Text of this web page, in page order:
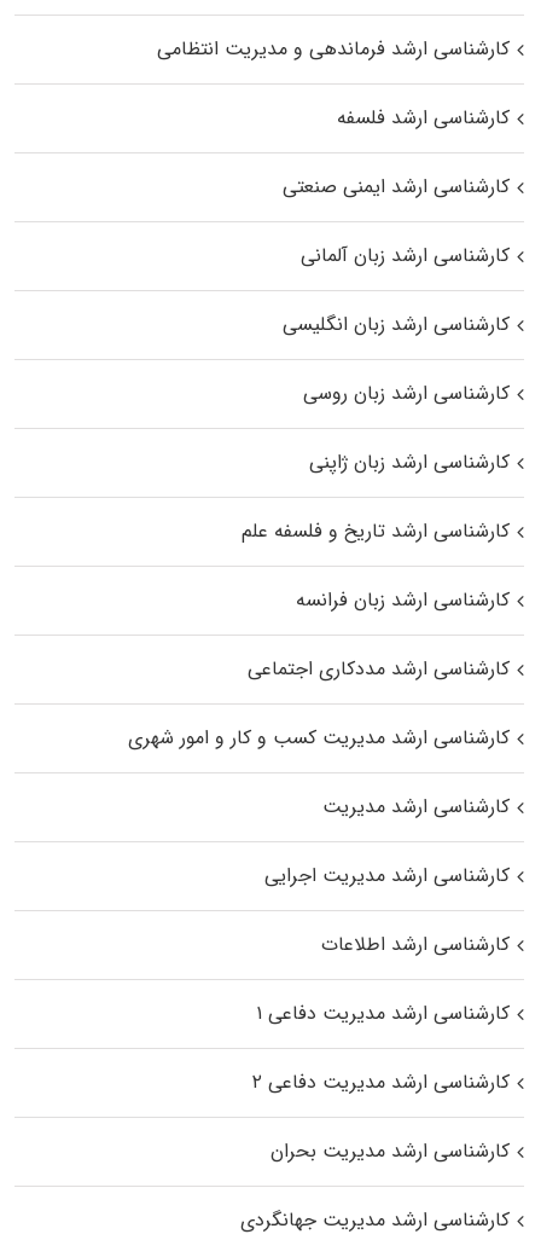
کارشناسی ارشد فرماندهی و مدیریت انتظامی
کارشناسی ارشد فلسفه
کارشناسی ارشد ایمنی صنعتی
کارشناسی ارشد زبان آلمانی
کارشناسی ارشد زبان انگلیسی
کارشناسی ارشد زبان روسی
کارشناسی ارشد زبان ژاپنی
کارشناسی ارشد تاریخ و فلسفه علم
کارشناسی ارشد زبان فرانسه
کارشناسی ارشد مددکاری اجتماعی
کارشناسی ارشد مدیریت کسب و کار و امور شهری
کارشناسی ارشد مدیریت
کارشناسی ارشد مدیریت اجرایی
کارشناسی ارشد اطلاعات
کارشناسی ارشد مدیریت دفاعی ۱
کارشناسی ارشد مدیریت دفاعی ۲
کارشناسی ارشد مدیریت بحران
کارشناسی ارشد مدیریت جهانگردی